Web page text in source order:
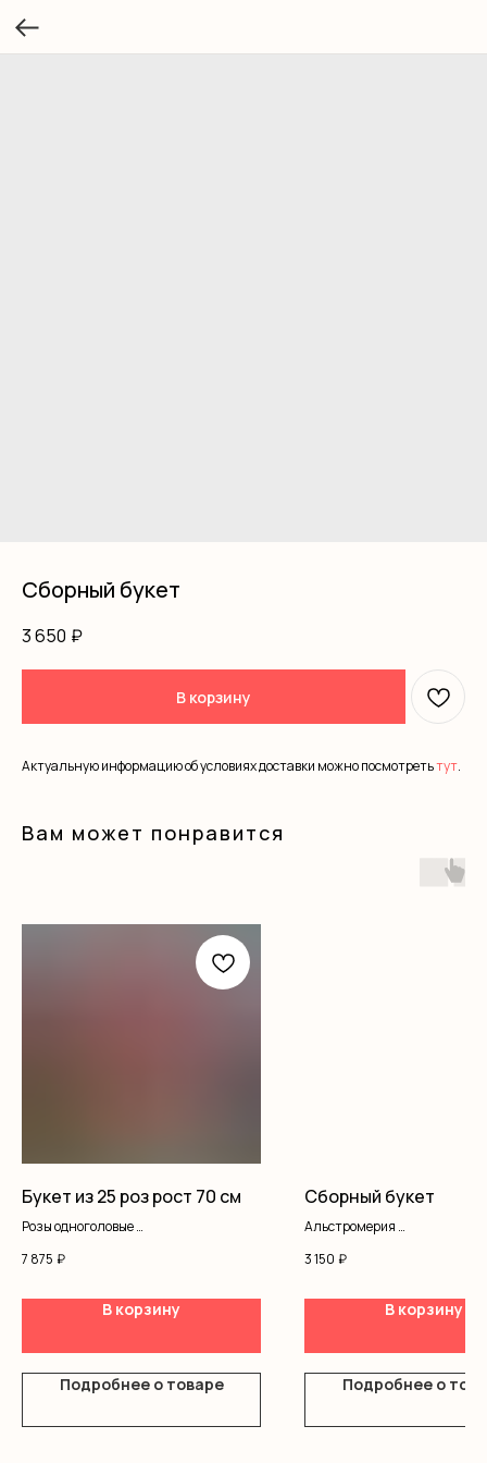
Сборный букет
3 650 ₽
В корзину
Актуальную информацию об условиях доставки можно посмотретьтут.
Вам может понравится
Букет из 25 роз рост 70 см
Розы одноголовые
7 875 ₽
В корзину
Подробнее о товаре
Сборный букет
Альстромерия
Оформление
3 150 ₽
В корзину
Подробнее о